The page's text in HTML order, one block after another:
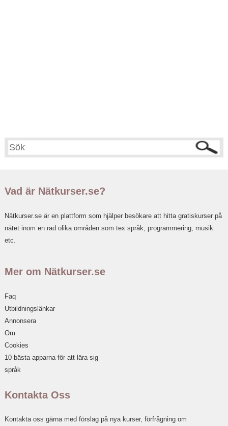
Vad är Nätkurser.se?
Nätkurser.se är en plattform som hjälper besökare att hitta gratiskurser på
nätet inom en rad olika områden som tex språk, programmering, musik
etc.
Mer om Nätkurser.se
Faq
Utbildningslänkar
Annonsera
Om
Cookies
10 bästa apparna för att lära sig
språk
Kontakta Oss
Kontakta oss gärna med förslag på nya kurser, förfrågning om